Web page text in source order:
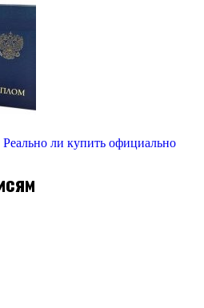
ли купить официально